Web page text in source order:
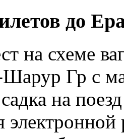
до
на схеме
Шарур Гр с
на